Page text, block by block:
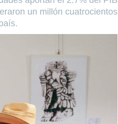
un millón cuatrocientos